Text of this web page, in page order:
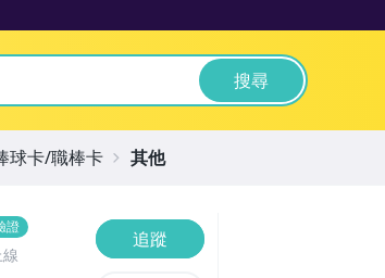
搜尋
證
追蹤
球卡/職棒卡 其他